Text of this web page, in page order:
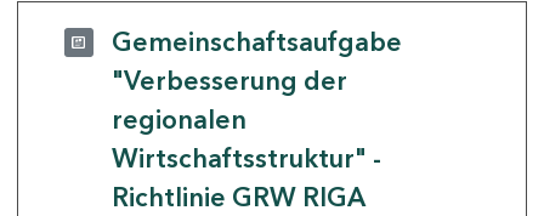
Gemeinschaftsaufgabe
"Verbesserung der
regionalen
Wirtschaftsstruktur" -
Richtlinie GRW RIGA